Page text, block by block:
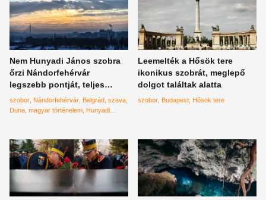
Nem Hunyadi János szobra
őrzi Nándorfehérvár
legszebb pontját, teljes
csalódás az igazság
szobor Nándorfehérvár Belgrád szava
Duna magyar történelem Hunyadi
Leemelték a Hősök tere
ikonikus szobrát, meglepő
dolgot találtak alatta
szobor Budapest Hősök tere